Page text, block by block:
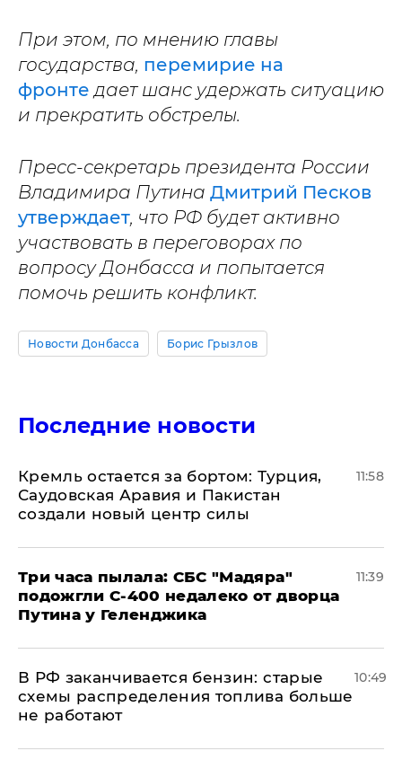
При этом, по мнению главы
государства, перемирие на
фронте дает шанс удержать ситуацию
и прекратить обстрелы.
Пресс-секретарь президента России
Владимира Путина Дмитрий Песков
утверждает, что РФ будет активно
участвовать в переговорах по
вопросу Донбасса и попытается
помочь решить конфликт.
Новости Донбасса Борис Грызлов
Последние новости
​Кремль остается за бортом: Турция,
Саудовская Аравия и Пакистан
создали новый центр силы
11:58
Три часа пылала: СБС "Мадяра"
подожгли С-400 недалеко от дворца
Путина у Геленджика
11:39
​В РФ заканчивается бензин: старые
схемы распределения топлива больше
не работают
10:49